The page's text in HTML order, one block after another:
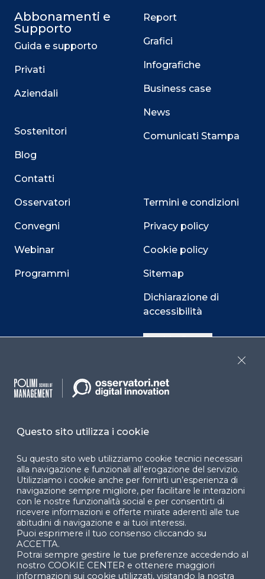
Abbonamenti e
Supporto
Guida e supporto
Privati
Aziendali
Sostenitori
Blog
Contatti
Osservatori
Convegni
Webinar
Programmi
Report
Grafici
Infografiche
Business case
News
Comunicati Stampa
Termini e condizioni
Privacy policy
Cookie policy
Sitemap
Dichiarazione di
accessibilità
Cookie Center
Facebook LinkedIn
© 2024 Copyright © Politecnico di Milano Dipartimento
di Ingegneria Gestionale
Questo sito utilizza i cookie
Su questo sito web utilizziamo cookie tecnici necessari
alla navigazione e funzionali all’erogazione del servizio.
Utilizziamo i cookie anche per fornirti un’esperienza di
navigazione sempre migliore, per facilitare le interazioni
con le nostre funzionalità social e per consentirti di
ricevere informazioni e offerte mirate aderenti alle tue
abitudini di navigazione e ai tuoi interessi.
Puoi esprimere il tuo consenso cliccando su
ACCETTA.
Potrai sempre gestire le tue preferenze accedendo al
nostro COOKIE CENTER e ottenere maggiori
informazioni sui cookie utilizzati, visitando la nostra